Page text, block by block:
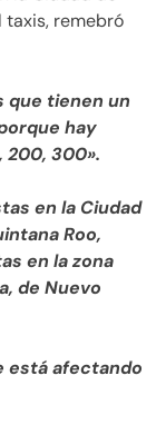
taxis, remebró
que tienen un
hay
200, 300».
en la Ciudad
Roo,
en la zona
de Nuevo
está afectando